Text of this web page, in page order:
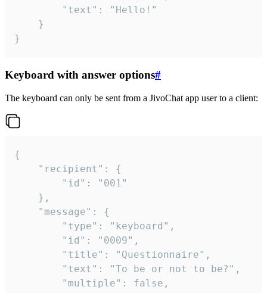
}
Keyboard with answer options#
The keyboard can only be sent from a JivoChat app user to a client:
{